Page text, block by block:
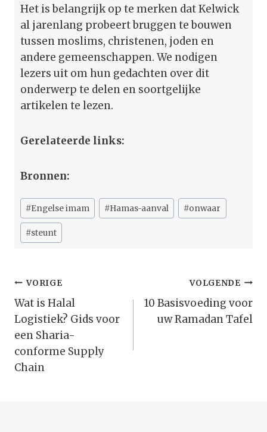
Het is belangrijk op te merken dat Kelwick
al jarenlang probeert bruggen te bouwen
tussen moslims, christenen, joden en
andere gemeenschappen. We nodigen
lezers uit om hun gedachten over dit
onderwerp te delen en soortgelijke
artikelen te lezen.
Gerelateerde links:
Bronnen:
Bericht
tags:
#Engelse imam #Hamas-aanval #onwaar
#steunt
Bericht
Navigatie
VORIGE
Wat is Halal
Logistiek? Gids voor
een Sharia-
conforme Supply
Chain
VOLGENDE
10 Basisvoeding voor
uw Ramadan Tafel